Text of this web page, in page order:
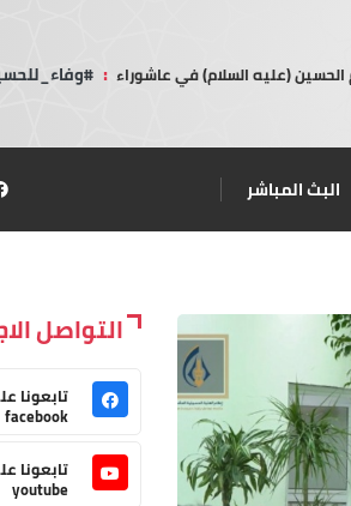
الحسين (عليه السلام) في عاشوراء :
البث المباشر
التواصل
تابعونا
facebook
تابعونا
youtube